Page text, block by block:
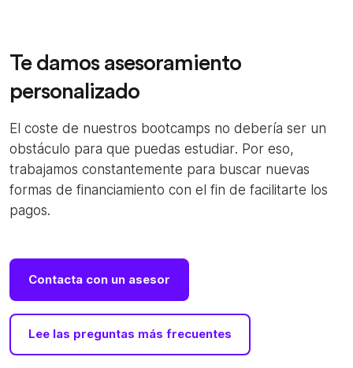
Te damos asesoramiento
personalizado
El coste de nuestros bootcamps no debería ser un
obstáculo para que puedas estudiar. Por eso,
trabajamos constantemente para buscar nuevas
formas de financiamiento con el fin de facilitarte los
pagos.
Contacta con un asesor
Lee las preguntas más frecuentes